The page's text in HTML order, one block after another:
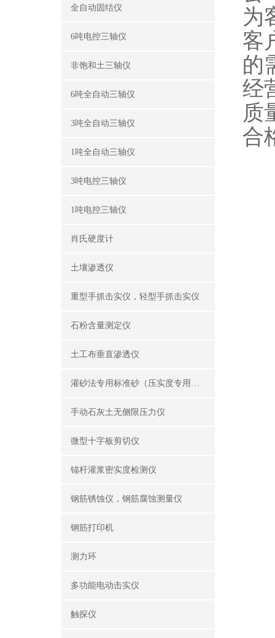
全自动固结仪
6吨电控三轴仪
非饱和土三轴仪
6吨全自动三轴仪
3吨全自动三轴仪
1吨全自动三轴仪
3吨电控三轴仪
1吨电控三轴仪
肖氏硬度计
土壤渗透仪
重型手抓击实仪，轻型手抓击实仪
石粉含量测定仪
土工布垂直渗透仪
灌砂法专用标准砂（压实度专用砂）
手动石灰土无侧限压力仪
微型十字板剪切仪
锚杆灌浆密实度检测仪
钢筋锈蚀仪，钢筋腐蚀测量仪
钢筋打印机
测力环
多功能电动击实仪
触探仪
为
客
的
经
质
合